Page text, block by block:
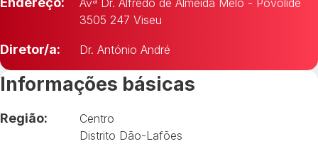
3505 247 Viseu
Diretor/a: Dr. António André
Informações básicas
Região:
Centro
Distrito Dão-Lafões